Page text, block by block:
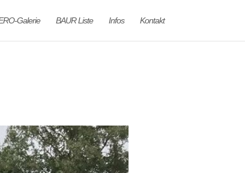
Galerie BAUR Liste Infos Kontakt